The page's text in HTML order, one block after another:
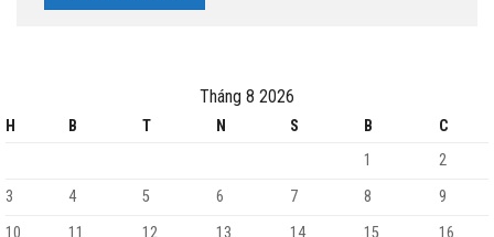
Tháng 8 2026
H B T N S B
C
1
2
3
4 5 6 7 8
9